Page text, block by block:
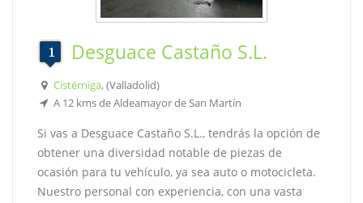
Desguace Castaño S.L.
Cistérniga, (Valladolid)
A 12 kms de Aldeamayor de San Martín
Si vas a Desguace Castaño S.L., tendrás la opción de
obtener una diversidad notable de piezas de
ocasión para tu vehículo, ya sea auto o motocicleta.
Nuestro personal con experiencia, con una vasta